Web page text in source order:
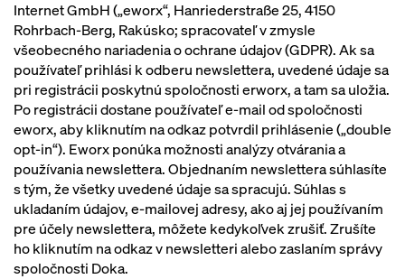
Internet GmbH („eworx“, Hanriederstraße 25, 4150
Rohrbach-Berg, Rakúsko; spracovateľ v zmysle
všeobecného nariadenia o ochrane údajov (GDPR). Ak sa
používateľ prihlási k odberu newslettera, uvedené údaje sa
pri registrácii poskytnú spoločnosti erworx, a tam sa uložia.
Po registrácii dostane používateľ e-mail od spoločnosti
eworx, aby kliknutím na odkaz potvrdil prihlásenie („double
opt-in“). Eworx ponúka možnosti analýzy otvárania a
používania newslettera. Objednaním newslettera súhlasíte
s tým, že všetky uvedené údaje sa spracujú. Súhlas s
ukladaním údajov, e-mailovej adresy, ako aj jej používaním
pre účely newslettera, môžete kedykoľvek zrušiť. Zrušíte
ho kliknutím na odkaz v newsletteri alebo zaslaním správy
spoločnosti Doka.